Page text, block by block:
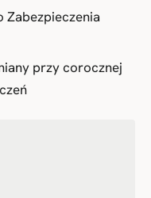
przy corocznej